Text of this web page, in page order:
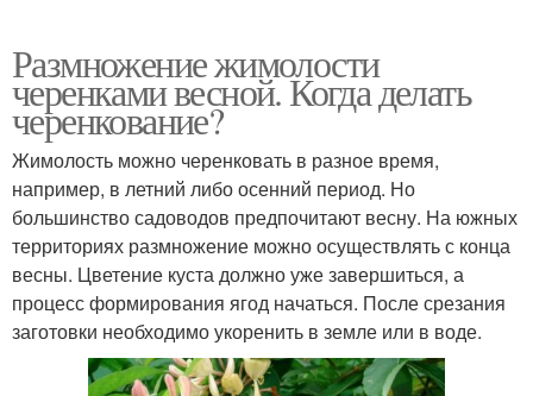
Размножение жимолости
черенками весной. Когда делать
черенкование?
Жимолость можно черенковать в разное время,
например, в летний либо осенний период. Но
большинство садоводов предпочитают весну. На южных
территориях размножение можно осуществлять с конца
весны. Цветение куста должно уже завершиться, а
процесс формирования ягод начаться. После срезания
заготовки необходимо укоренить в земле или в воде.